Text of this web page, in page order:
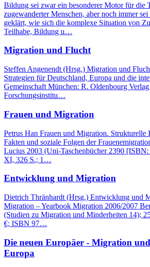
Bildung sei zwar ein besonderer Motor für die
zugewanderter Menschen, aber noch immer
geklärt, wie sich die komplexe Situation von
Teilhabe, Bildung u…
Migration und Flucht
Steffen Angenendt (Hrsg.) Migration und
Strategien für Deutschland, Europa und die
Gemeinschaft München: R. Oldenbourg
Forschungsinstitu…
Frauen und Migration
Petrus Han Frauen und Migration. Strukturelle
Fakten und soziale Folgen der
Lucius 2003 (Uni-Taschenbücher 2390
XI, 326 S.; 1…
Entwicklung und Migration
Dietrich Thränhardt (Hrsg.) Entwicklung und
Migration – Yearbook Migration 2006/2007
(Studien zu Migration und Minderheiten 14);
€; ISBN 97…
Die neuen Europäer - Migration
Europa